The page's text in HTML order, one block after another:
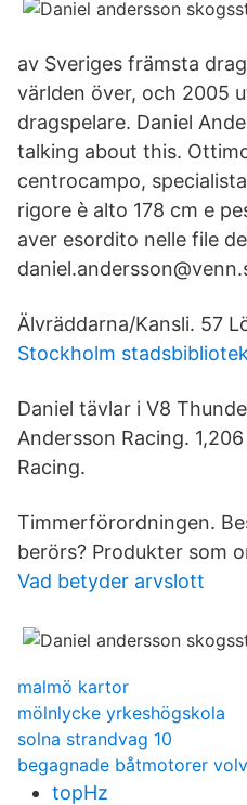
av Sveriges främsta
världen över, och 2005
dragspelare. Daniel
talking about this.
centrocampo,
rigore è alto 178 cm e
aver esordito nelle file
Älvräddarna/Kansli. 57
Stockholm
Daniel tävlar i V8
Andersson Racing.
Racing.
Timmerförordningen.
berörs? Produkter som
Vad betyder arvslott
malmö kartor
mölnlycke yrkeshögskola
solna strandvag 10
begagnade båtmotorer
topHz